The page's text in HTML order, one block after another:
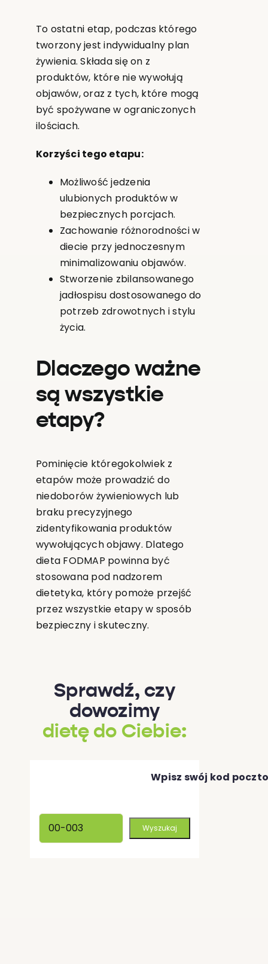
To ostatni etap, podczas którego
tworzony jest indywidualny plan
żywienia. Składa się on z
produktów, które nie wywołują
objawów, oraz z tych, które mogą
być spożywane w ograniczonych
ilościach.
Korzyści tego etapu:
Możliwość jedzenia
ulubionych produktów w
bezpiecznych porcjach.
Zachowanie różnorodności w
diecie przy jednoczesnym
minimalizowaniu objawów.
Stworzenie zbilansowanego
jadłospisu dostosowanego do
potrzeb zdrowotnych i stylu
życia.
Dlaczego ważne
są wszystkie
etapy?
Pominięcie któregokolwiek z
etapów może prowadzić do
niedoborów żywieniowych lub
braku precyzyjnego
zidentyfikowania produktów
wywołujących objawy. Dlatego
dieta FODMAP powinna być
stosowana pod nadzorem
dietetyka, który pomoże przejść
przez wszystkie etapy w sposób
bezpieczny i skuteczny.
Sprawdź, czy
dowozimy
dietę do Ciebie:
Wpisz swój kod